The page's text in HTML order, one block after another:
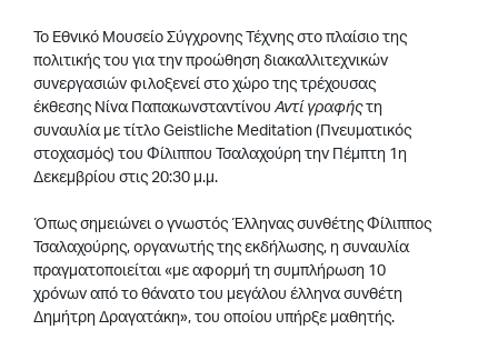
Το Εθνικό Μουσείο Σύγχρονης Τέχνης στο πλαίσιο της
πολιτικής του για την προώθηση διακαλλιτεχνικών
συνεργασιών φιλοξενεί στο χώρο της τρέχουσας
έκθεσης Νίνα Παπακωνσταντίνου Αντί γραφήςτη
συναυλία με τίτλο Geistliche Meditation (Πνευματικός
στοχασμός) του Φίλιππου Τσαλαχούρη την Πέμπτη 1η
Δεκεμβρίου στις 20:30 μ.μ.
Όπως σημειώνει ο γνωστός Έλληνας συνθέτης Φίλιππος
Τσαλαχούρης, οργανωτής της εκδήλωσης, η συναυλία
πραγματοποιείται «με αφορμή τη συμπλήρωση 10
χρόνων από το θάνατο του μεγάλου έλληνα συνθέτη
Δημήτρη Δραγατάκη», του οποίου υπήρξε μαθητής.